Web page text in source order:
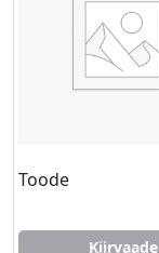
Toode
Kiirvaade